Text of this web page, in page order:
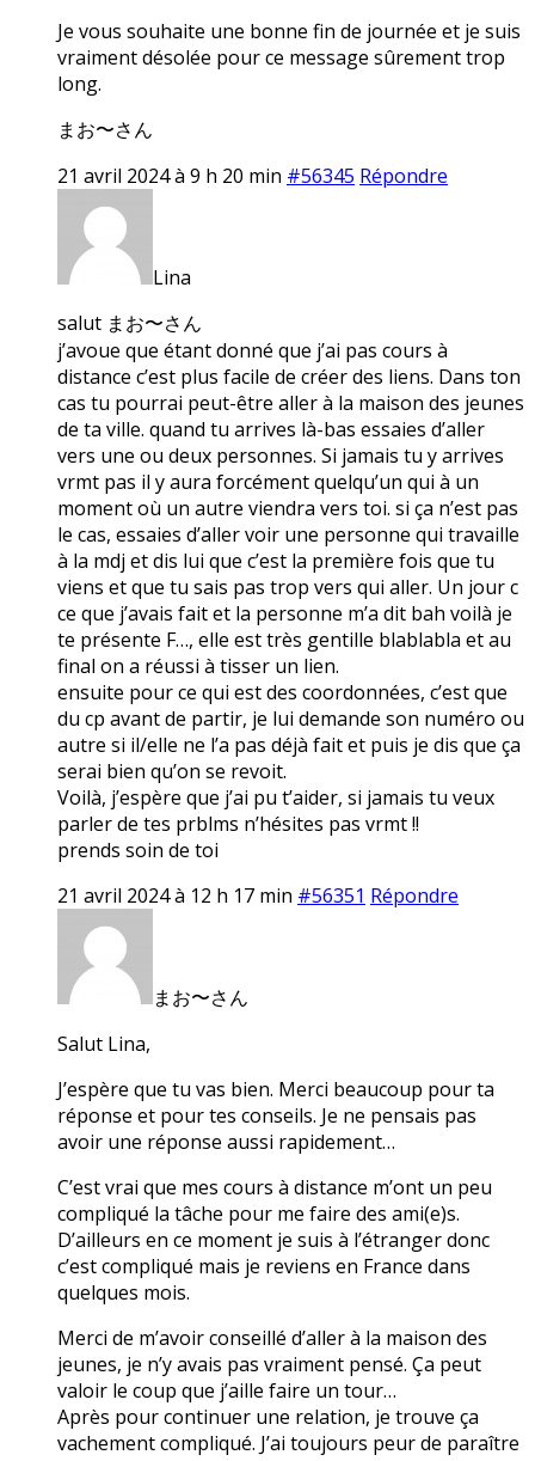
Je vous souhaite une bonne fin de journée et je suis
vraiment désolée pour ce message sûrement trop
long.
まお〜さん
21 avril 2024 à 9 h 20 min #56345 Répondre
Lina
salut まお〜さん
j’avoue que étant donné que j’ai pas cours à
distance c’est plus facile de créer des liens. Dans ton
cas tu pourrai peut-être aller à la maison des jeunes
de ta ville. quand tu arrives là-bas essaies d’aller
vers une ou deux personnes. Si jamais tu y arrives
vrmt pas il y aura forcément quelqu’un qui à un
moment où un autre viendra vers toi. si ça n’est pas
le cas, essaies d’aller voir une personne qui travaille
à la mdj et dis lui que c’est la première fois que tu
viens et que tu sais pas trop vers qui aller. Un jour c
ce que j’avais fait et la personne m’a dit bah voilà je
te présente F…, elle est très gentille blablabla et au
final on a réussi à tisser un lien.
ensuite pour ce qui est des coordonnées, c’est que
du cp avant de partir, je lui demande son numéro ou
autre si il/elle ne l’a pas déjà fait et puis je dis que ça
serai bien qu’on se revoit.
Voilà, j’espère que j’ai pu t’aider, si jamais tu veux
parler de tes prblms n’hésites pas vrmt !!
prends soin de toi
21 avril 2024 à 12 h 17 min #56351 Répondre
まお〜さん
Salut Lina,
J’espère que tu vas bien. Merci beaucoup pour ta
réponse et pour tes conseils. Je ne pensais pas
avoir une réponse aussi rapidement…
C’est vrai que mes cours à distance m’ont un peu
compliqué la tâche pour me faire des ami(e)s.
D’ailleurs en ce moment je suis à l’étranger donc
c’est compliqué mais je reviens en France dans
quelques mois.
Merci de m’avoir conseillé d’aller à la maison des
jeunes, je n’y avais pas vraiment pensé. Ça peut
valoir le coup que j’aille faire un tour…
Après pour continuer une relation, je trouve ça
vachement compliqué. J’ai toujours peur de paraître